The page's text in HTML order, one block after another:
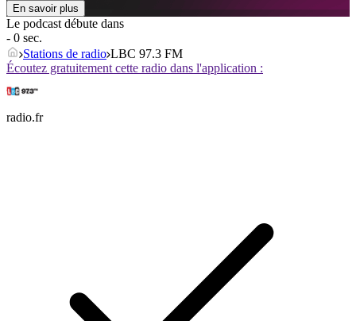
En savoir plus
Le podcast débute dans
- 0 sec.
Stations de radio LBC 97.3 FM
Écoutez gratuitement cette radio dans l'application :
radio.fr